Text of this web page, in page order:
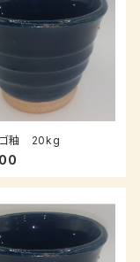
ゴ釉 20kg